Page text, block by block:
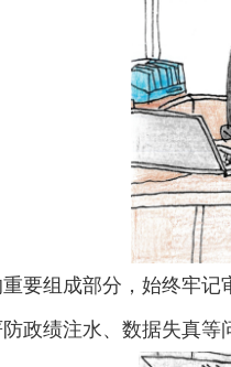
要组成部分，始终牢
政绩注水、数据失真